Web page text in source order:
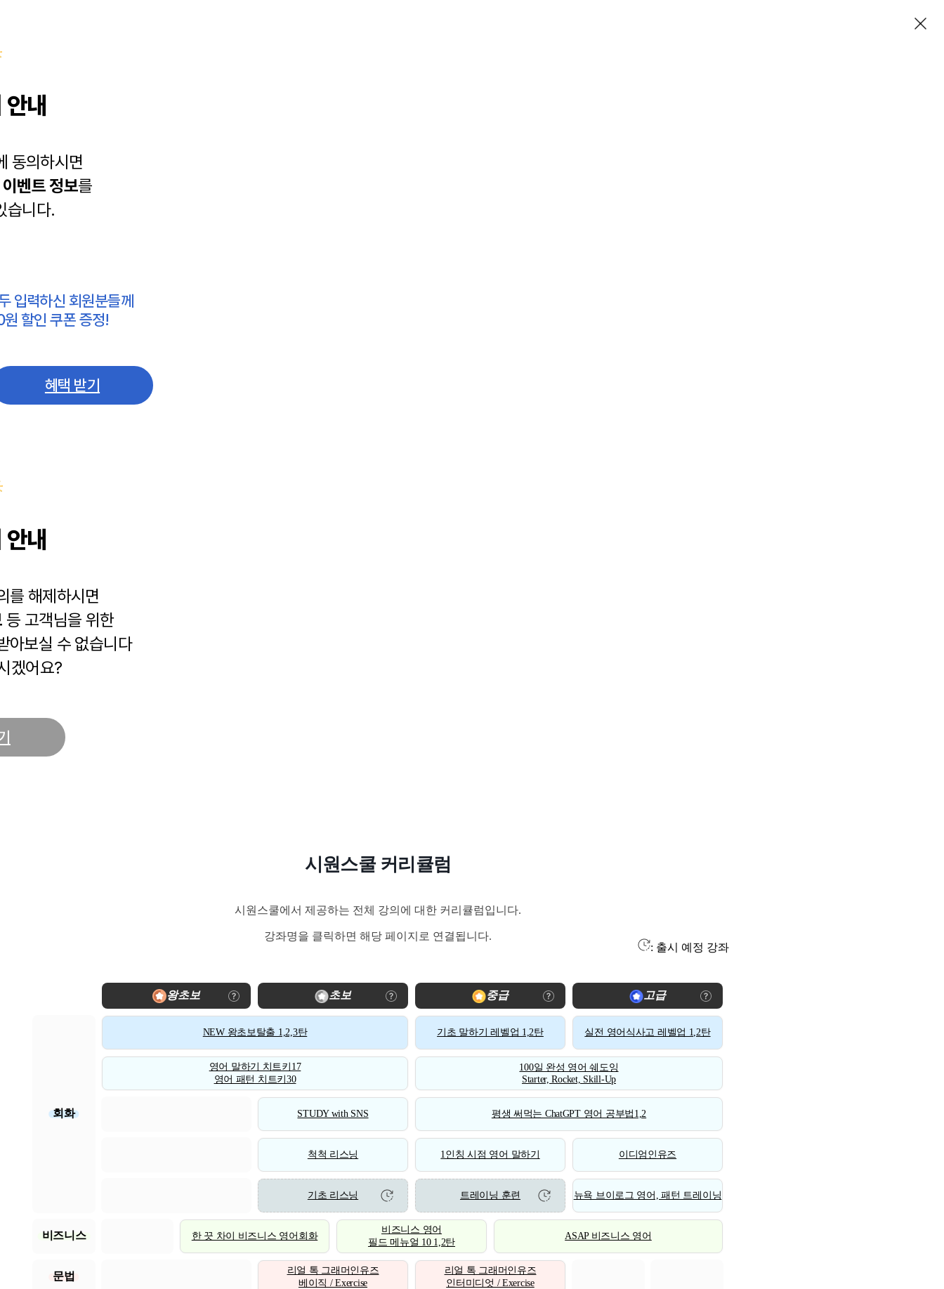
내
동의하시면
이벤트 정보를
습니다.
입력하신 회원분들께
할인 쿠폰 증정!
혜택 받기
내
를 해제하시면
등 고객님을 위한
아보실 수 없습니다
겠어요?
시원스쿨 커리큘럼
시원스쿨에서 제공하는 전체 강의에 대한 커리큘럼입니다.
강좌명을 클릭하면 해당 페이지로 연결됩니다.
: 출시 예정 강좌
왕초보 초보 중급 고급
회화
NEW 왕초보탈출 1,2,3탄 기초 말하기 레벨업 1,2탄 실전 영어식사고 레벨업 1,2탄
영어 말하기 치트키17
영어 패턴 치트키30
100일 완성 영어 쉐도잉
Starter, Rocket, Skill-Up
STUDY with SNS 평생 써먹는 ChatGPT 영어 공부법1,2
척척 리스닝 1인칭 시점 영어 말하기 이디엄인유즈
기초 리스닝 트레이닝 훈련 뉴욕 브이로그 영어, 패턴 트레이닝
비즈니스 한 끗 차이 비즈니스 영어회화
비즈니스 영어
필드 메뉴얼 10 1,2탄
ASAP 비즈니스 영어
문법
리얼 톡 그래머인유즈
베이직 / Exercise
리얼 톡 그래머인유즈
인터미디엇 / Exercise